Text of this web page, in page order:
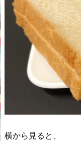
横から見ると、